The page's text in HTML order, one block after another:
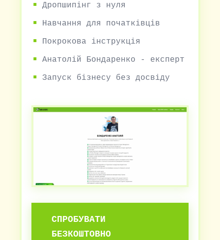
Дропшипінг з нуля
Навчання для початківців
Покрокова інструкція
Анатолій Бондаренко - експерт
Запуск бізнесу без досвіду
СПРОБУВАТИ
БЕЗКОШТОВНО